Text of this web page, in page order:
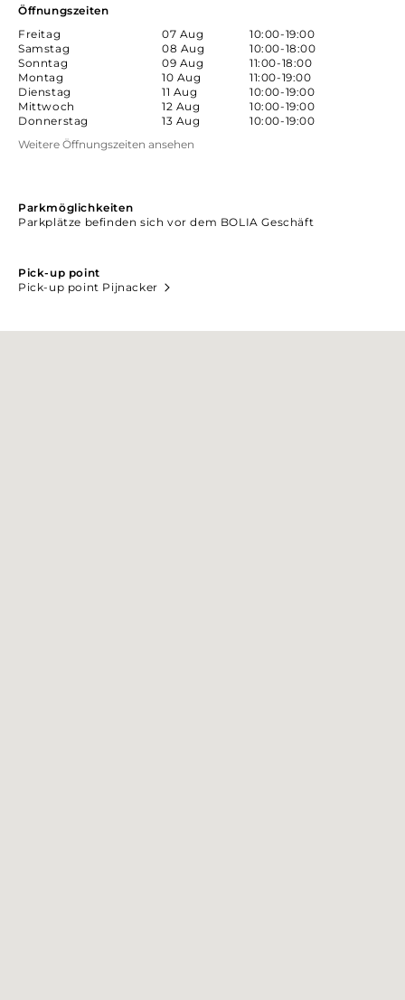
Öffnungszeiten
Freitag
07 Aug
10:00-19:00
Samstag
08 Aug
10:00-18:00
Sonntag
09 Aug
11:00-18:00
Montag
10 Aug
11:00-19:00
Dienstag
11 Aug
10:00-19:00
Mittwoch
12 Aug
10:00-19:00
Donnerstag
13 Aug
10:00-19:00
Weitere Öffnungszeiten ansehen
Parkmöglichkeiten
Parkplätze befinden sich vor dem BOLIA Geschäft
Pick-up point
Pick-up point Pijnacker